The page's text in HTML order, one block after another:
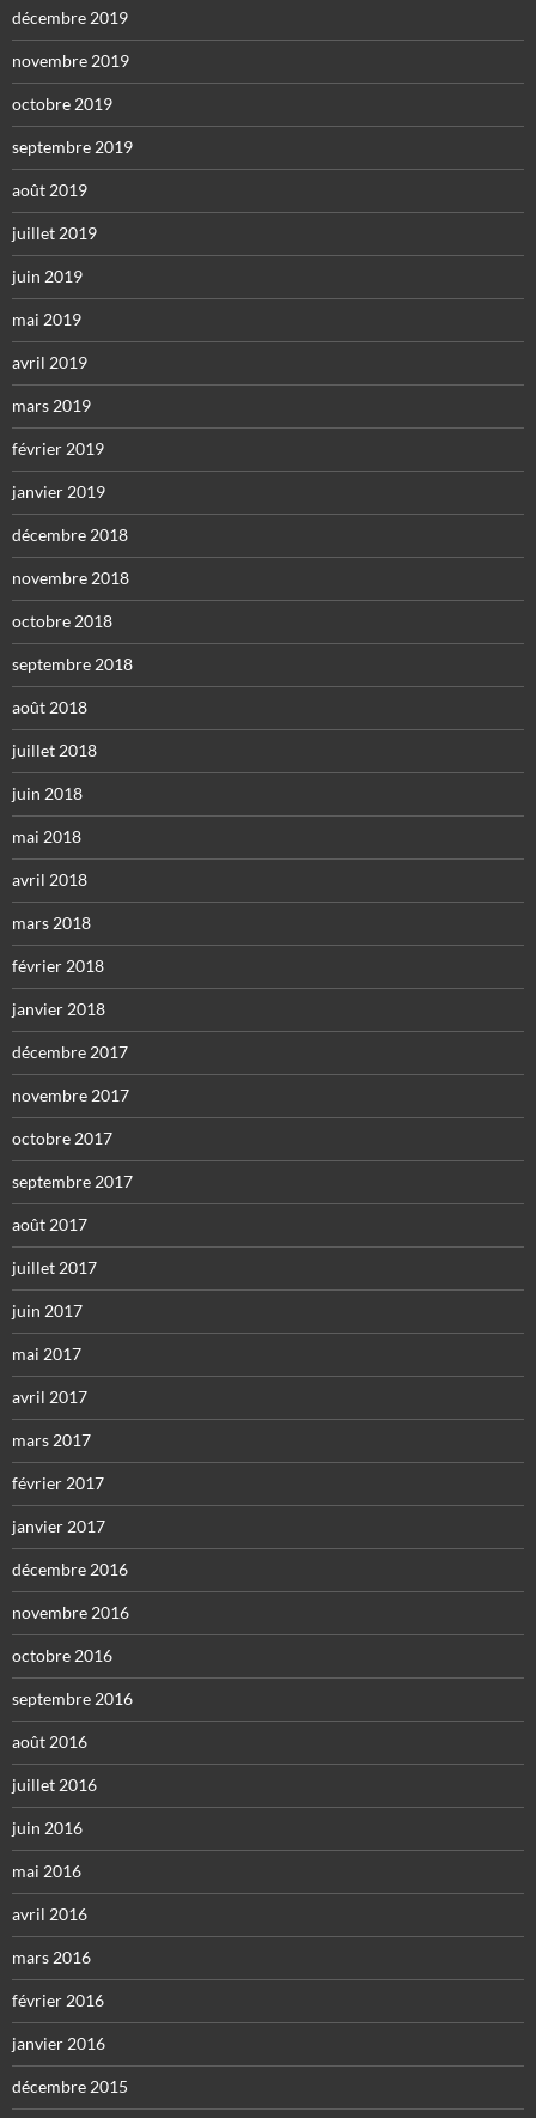
décembre 2019
novembre 2019
octobre 2019
septembre 2019
août 2019
juillet 2019
juin 2019
mai 2019
avril 2019
mars 2019
février 2019
janvier 2019
décembre 2018
novembre 2018
octobre 2018
septembre 2018
août 2018
juillet 2018
juin 2018
mai 2018
avril 2018
mars 2018
février 2018
janvier 2018
décembre 2017
novembre 2017
octobre 2017
septembre 2017
août 2017
juillet 2017
juin 2017
mai 2017
avril 2017
mars 2017
février 2017
janvier 2017
décembre 2016
novembre 2016
octobre 2016
septembre 2016
août 2016
juillet 2016
juin 2016
mai 2016
avril 2016
mars 2016
février 2016
janvier 2016
décembre 2015